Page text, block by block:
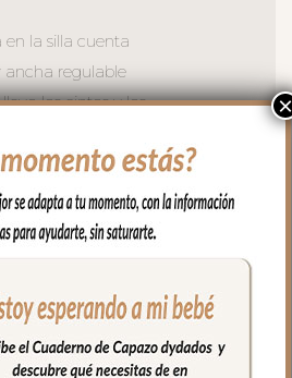
la silla cuenta
ancha regulable
las cintas y las
usar la trasera.
de sujeción
para conseguir que
sujeta al
que pasas por
en el respaldo
posterior y se
×